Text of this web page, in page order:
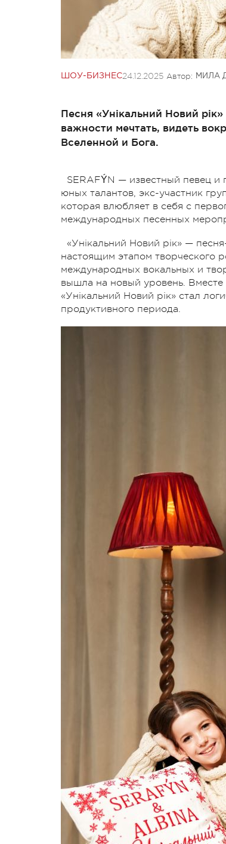
ШОУ-БИЗНЕС24.12.2025 Автор: МИЛА
Песня «Унікальний Новий
важности мечтать, видеть
Вселенной и Бога.
SERAFÝN — известный певец
юных талантов, экс-участник
которая влюбляет в себя с
международных песенных
«Унікальний Новий рік» —
настоящим этапом творческого
международных вокальных и
вышла на новый уровень.
«Унікальний Новий рік» стал
продуктивного периода.